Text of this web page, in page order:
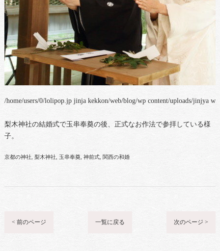
/home/users/0/lolipop.jp jinja kekkon/web/blog/wp content/uploads/jinjya
梨木神社の結婚式で玉串奉奠の後、正式なお作法で参拝している様
子。
京都の神社 梨木神社 玉串奉奠 神前式 関西の和婚
< 前のページ 一覧に戻る 次のページ >